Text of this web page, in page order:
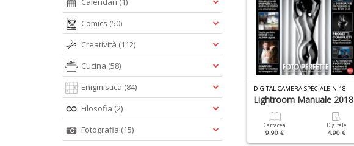
N
IKON PHOTOGRAPHY SPECIALE N.12
6.90 €
DIGITAL CAMERA SPECIALE N.16
Raw Manuale 2017
4.90 €
DIGITAL CAMERA SPECIALE N.18
Lightroom Manuale 2018
Cartacea
9.90 €
Digitale
4.90 €
Comics (50)
Creatività (112)
Cucina (58)
Enigmistica (84)
Filosofia (2)
Fotografia (15)